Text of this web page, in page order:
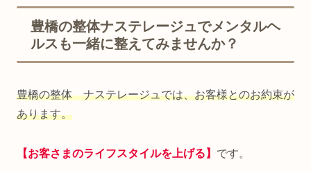
豊橋の整体ナステレージュでメンタルヘ
ルスも一緒に整えてみませんか？
豊橋の整体 ナステレージュでは、お客様とのお約束が
あります。
【お客さまのライフスタイルを上げる】 です。